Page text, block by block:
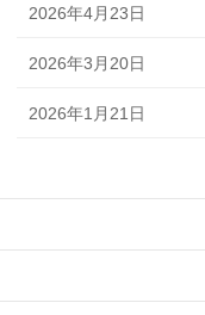
2026年4月23日
2026年3月20日
2026年1月21日